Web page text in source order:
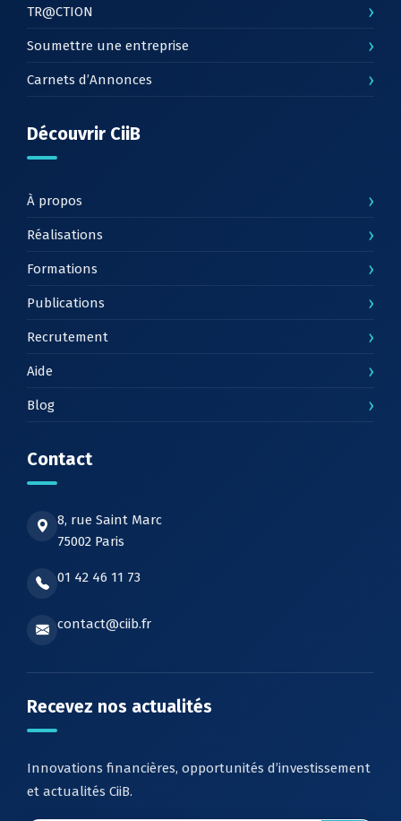
TR@CTION ›
Soumettre une entreprise ›
Carnets d’Annonces ›
Découvrir CiiB
À propos ›
Réalisations ›
Formations ›
Publications ›
Recrutement ›
Aide ›
Blog ›
Contact
8, rue Saint Marc
75002 Paris
01 42 46 11 73
contact@ciib.fr
Recevez nos actualités
Innovations financières, opportunités d’investissement
et actualités CiiB.